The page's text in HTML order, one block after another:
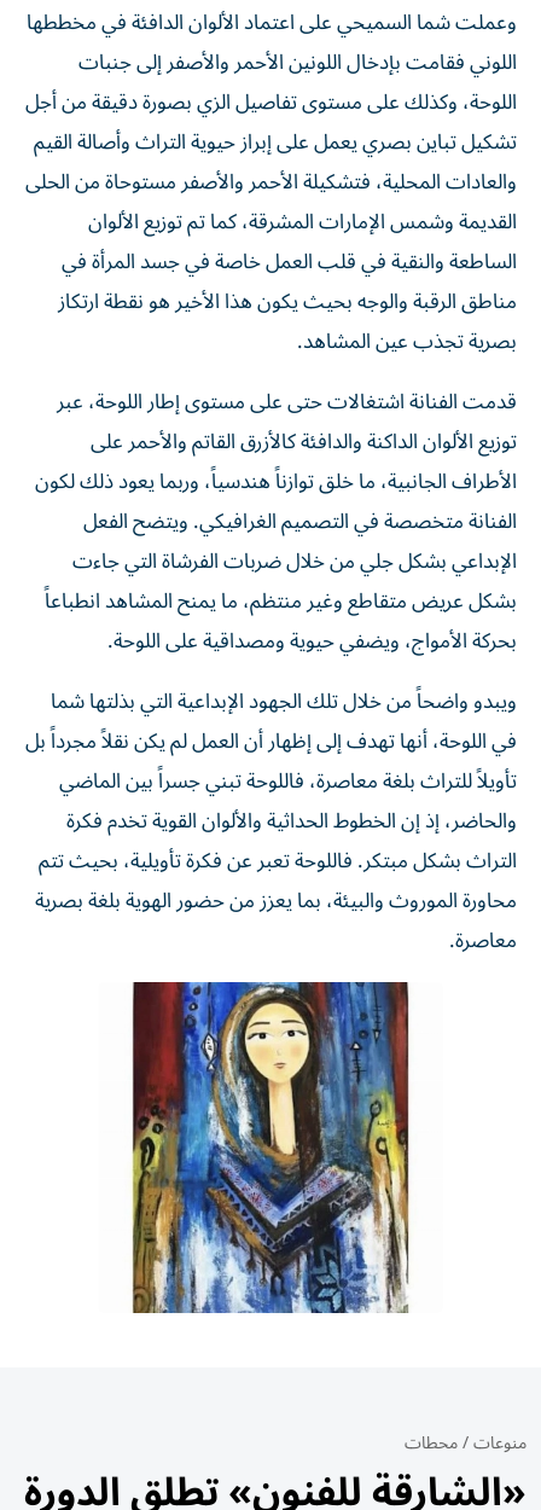
وعملت شما السميحي على اعتماد الألوان الدافئة في مخططها
اللوني فقامت بإدخال اللونين الأحمر والأصفر إلى جنبات
اللوحة، وكذلك على مستوى تفاصيل الزي بصورة دقيقة من أجل
تشكيل تباين بصري يعمل على إبراز حيوية التراث وأصالة القيم
والعادات المحلية، فتشكيلة الأحمر والأصفر مستوحاة من الحلى
القديمة وشمس الإمارات المشرقة، كما تم توزيع الألوان
الساطعة والنقية في قلب العمل خاصة في جسد المرأة في
مناطق الرقبة والوجه بحيث يكون هذا الأخير هو نقطة ارتكاز
بصرية تجذب عين المشاهد.
قدمت الفنانة اشتغالات حتى على مستوى إطار اللوحة، عبر
توزيع الألوان الداكنة والدافئة كالأزرق القاتم والأحمر على
الأطراف الجانبية، ما خلق توازناً هندسياً، وربما يعود ذلك لكون
الفنانة متخصصة في التصميم الغرافيكي. ويتضح الفعل
الإبداعي بشكل جلي من خلال ضربات الفرشاة التي جاءت
بشكل عريض متقاطع وغير منتظم، ما يمنح المشاهد انطباعاً
بحركة الأمواج، ويضفي حيوية ومصداقية على اللوحة.
ويبدو واضحاً من خلال تلك الجهود الإبداعية التي بذلتها شما
في اللوحة، أنها تهدف إلى إظهار أن العمل لم يكن نقلاً مجرداً بل
تأويلاً للتراث بلغة معاصرة، فاللوحة تبني جسراً بين الماضي
والحاضر، إذ إن الخطوط الحداثية والألوان القوية تخدم فكرة
التراث بشكل مبتكر. فاللوحة تعبر عن فكرة تأويلية، بحيث تتم
محاورة الموروث والبيئة، بما يعزز من حضور الهوية بلغة بصرية
معاصرة.
منوعات/محطات
«الشارقة للفنون» تطلق الدورة